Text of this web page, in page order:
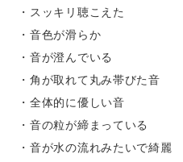
・スッキリ聴こえた
・音色が滑らか
・音が澄んでいる
・角が取れて丸み帯びた音
・全体的に優しい音
・音の粒が締まっている
・音が水の流れみたいで綺麗